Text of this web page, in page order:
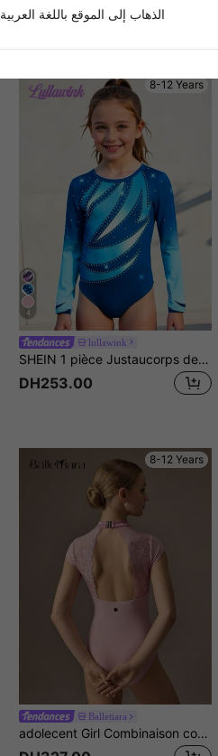
8-12 Years
4
lullawink
SHEIN 1 pièce Justaucorps de gymnastique pour préadolescentes, combinaison mignonne à manches longues, tenue de danse, ensemble de gymnastique noir extensible
DH253.00
8-12 Years
Balletiara
adolecent Girl Combinaison courte à manches courtes avec dos nu et dentelle contrastée, vêtements de sport
الذهاب إلى الموقع باللغة العربية